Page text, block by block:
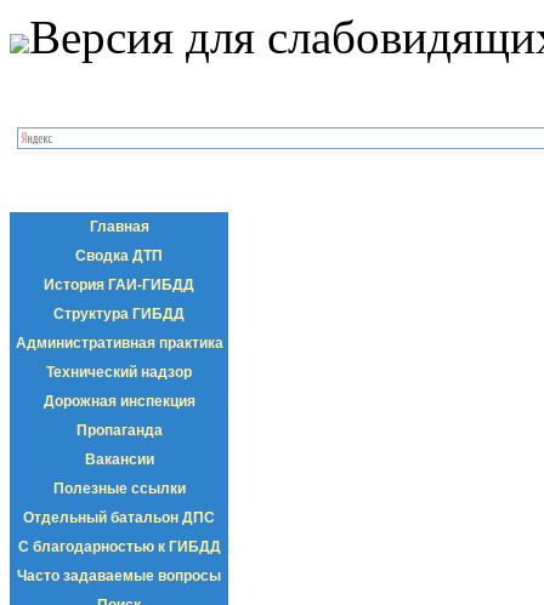
Версия для
Главная
Сводка ДТП
История ГАИ-ГИБДД
Структура ГИБДД
Административная практика
Технический надзор
Дорожная инспекция
Пропаганда
Вакансии
Полезные ссылки
Отдельный батальон ДПС
С благодарностью к ГИБДД
Часто задаваемые вопросы